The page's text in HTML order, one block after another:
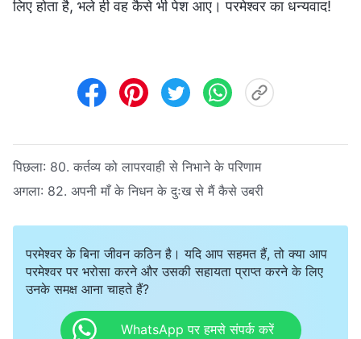
लिए होता है, भले ही वह कैसे भी पेश आए। परमेश्वर का धन्यवाद!
पिछला: 80. कर्तव्य को लापरवाही से निभाने के परिणाम
अगला: 82. अपनी माँ के निधन के दुःख से मैं कैसे उबरी
परमेश्वर के बिना जीवन कठिन है। यदि आप सहमत हैं, तो क्या आप
परमेश्वर पर भरोसा करने और उसकी सहायता प्राप्त करने के लिए
उनके समक्ष आना चाहते हैं?
WhatsApp पर हमसे संपर्क करें